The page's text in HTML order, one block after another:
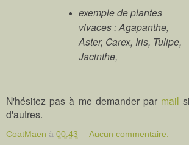
exemple de plantes
vivaces : Agapanthe,
Aster, Carex, Iris, Tulipe,
Jacinthe,
N'hésitez pas à me demander par mail
d'autres.
CoatMaen à 00:43 Aucun commentaire: